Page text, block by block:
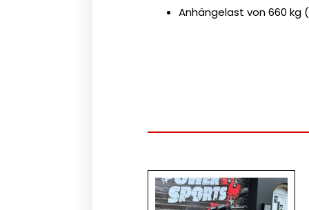
Anhängelast von 660 kg